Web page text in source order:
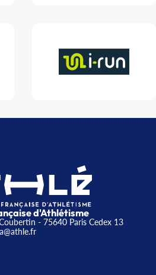
d'Athlétisme
- 75640 Paris Cedex 13